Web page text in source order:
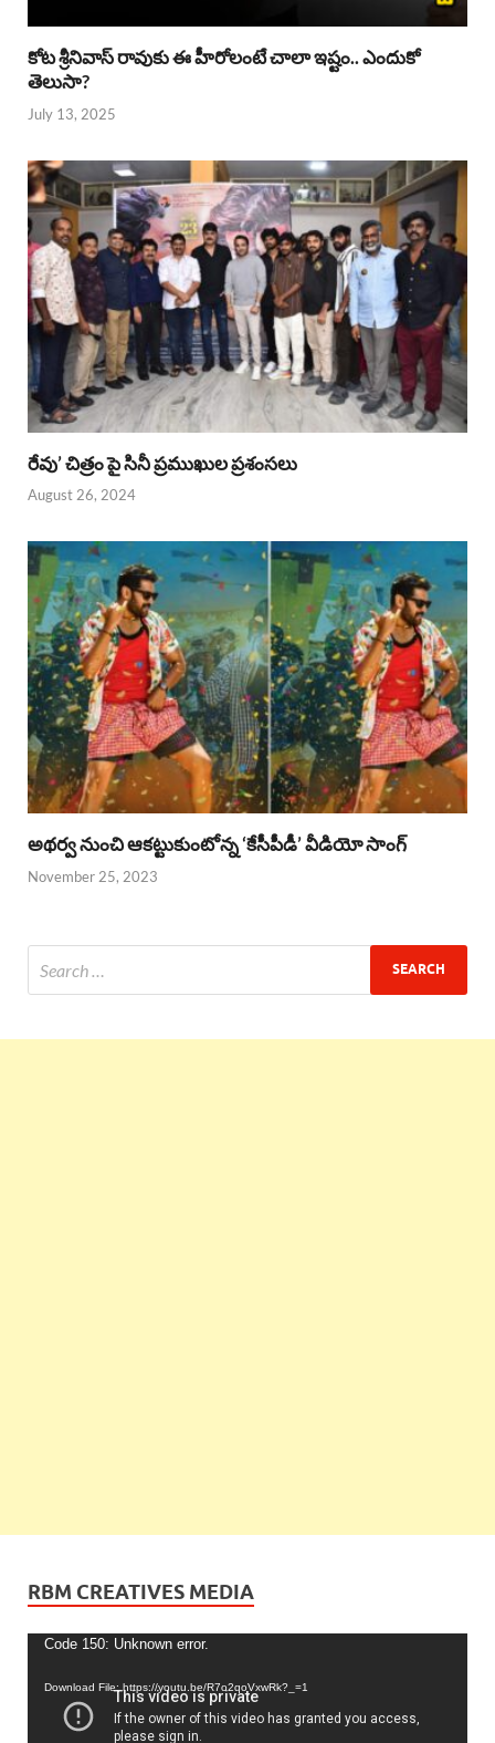
కోట శ్రీనివాస్ రావుకు ఈ హీరోలంటే చాలా ఇష్టం.. ఎందుకో
తెలుసా?
July 13, 2025
రేవు’ చిత్రం పై సినీ ప్రముఖుల ప్రశంసలు
August 26, 2024
అథర్వ నుంచి ఆకట్టుకుంటోన్న ‘కేసీపీడీ’ వీడియో సాంగ్
November 25, 2023
RBM CREATIVES MEDIA
Video
Code 150: Unknown error.
Download File: https://youtu.be/R7o2qoVxwRk?_=1